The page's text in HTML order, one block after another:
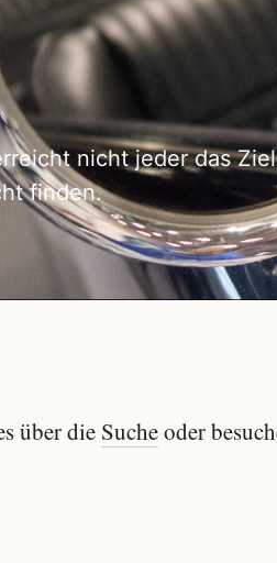
nicht jeder das
finden.
über die Sucheoder